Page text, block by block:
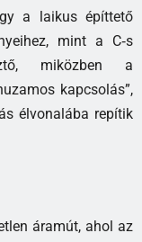
a laikus építtető
mint a C‑s
miközben a
kapcsolás”,
élvonalába repítik
áramút, ahol az